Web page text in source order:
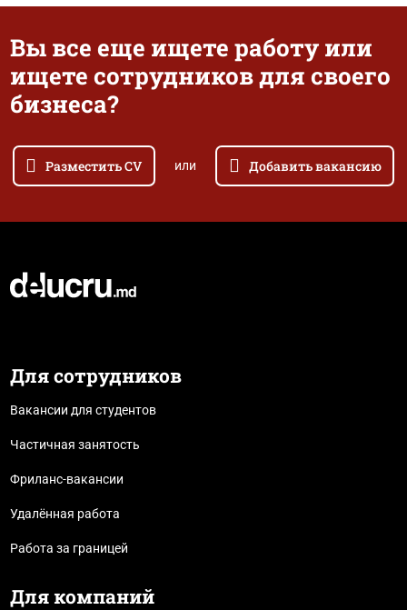
Вы все еще ищете работу или
ищете сотрудников для своего
бизнеса?
Разместить CV или Добавить вакансию
Для сотрудников
Вакансии для студентов
Частичная занятость
Фриланс-вакансии
Удалённая работа
Работа за границей
Для компаний